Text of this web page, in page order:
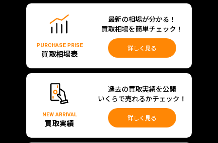
PURCHASE PRISE
買取相場表
最新の相場が分かる！
買取相場を簡単チェック！
詳しく見る
NEW ARRIVAL
買取実績
過去の買取実績を公開
いくらで売れるかチェック！
詳しく見る